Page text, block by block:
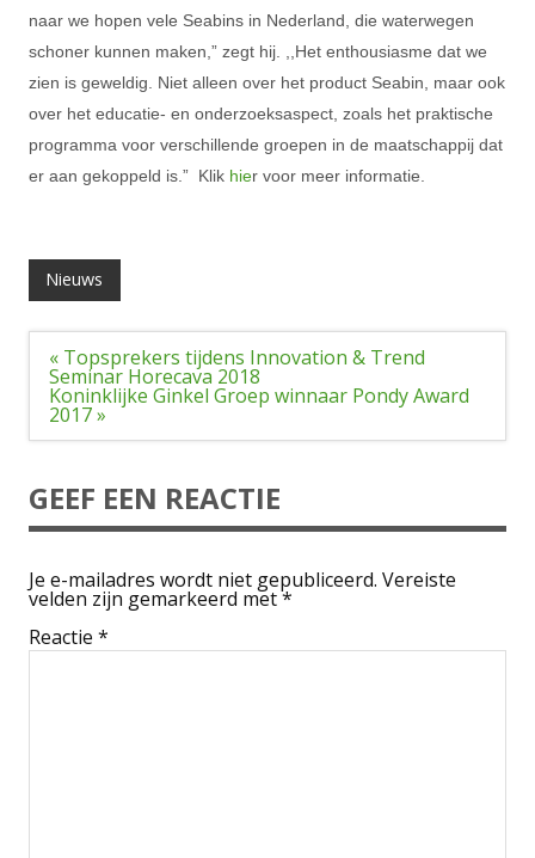
naar we hopen vele Seabins in Nederland, die waterwegen
schoner kunnen maken,” zegt hij. ,,Het enthousiasme dat we
zien is geweldig. Niet alleen over het product Seabin, maar ook
over het educatie- en onderzoeksaspect, zoals het praktische
programma voor verschillende groepen in de maatschappij dat
er aan gekoppeld is.” Klik hier voor meer informatie.
Nieuws
Bericht
navigatie
« Topsprekers tijdens Innovation & Trend
Seminar Horecava 2018
Koninklijke Ginkel Groep winnaar Pondy Award
2017 »
GEEF EEN REACTIE
Je e-mailadres wordt niet gepubliceerd. Vereiste
velden zijn gemarkeerd met*
Reactie *